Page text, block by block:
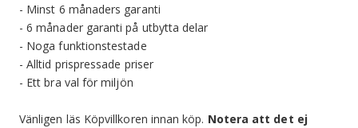
- Minst 6 månaders garanti
- 6 månader garanti på utbytta delar
- Noga funktionstestade
- Alltid prispressade priser
- Ett bra val för miljön
Vänligen läs Köpvillkoren innan köp. Notera att det ej